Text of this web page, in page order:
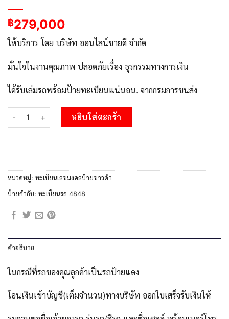
฿279,000
ให้บริการ โดย บริษัท ออนไลน์ขายดี จำกัด
มั่นใจในงานคุณภาพ ปลอดภัยเรื่อง ธุรกรรมทางการเงิน
ได้รับเล่มรถพร้อมป้ายทะเบียนแน่นอน. จากกรมการขนส่ง
จำนวน 51.okdee ป้ายทะเบียนรถ ฉฉ 4848 ทะเบียนมงคลจากกรมข
หยิบใส่ตะกร้า
หมวดหมู่: ทะเบียนเลขมงคลป้ายขาวดำ
ป้ายกำกับ: ทะเบียนรถ 4848
คำอธิบาย
ในกรณีที่รถของคุณลูกค้าเป็นรถป้ายแดง
โอนเงินเข้าบัญชี(เต็มจำนวน)ทางบริษัท ออกใบเสร็จรับเงินให้